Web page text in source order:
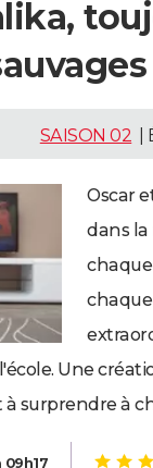
SAISON 02
Oscar
dans la
Une
surprendre à
09h17